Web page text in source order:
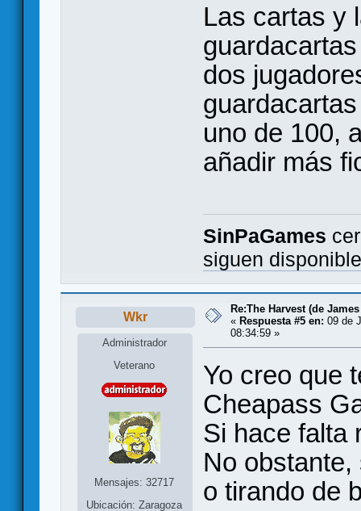
Las cartas y
dos
uno de 100,
añadir más
SinPaGames
siguen
Wkr
Administrador
Veterano
Mensajes: 32717
Ubicación: Zaragoza
Re:The Harvest (de
« Respuesta #5 en: 09 de
08:34:59 »
Yo creo que
Cheapass
Si hace falta
No
o tirando de